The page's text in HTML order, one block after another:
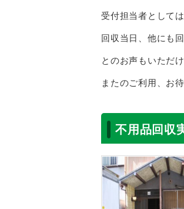
受付担当者として
回収当日、他にも
とのお声もいただ
またのご利用、お
不用品回収